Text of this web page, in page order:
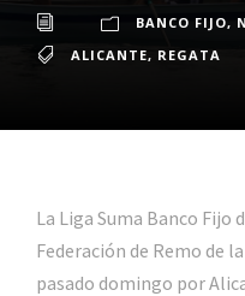
BANCO FIJO,
ALICANTE, REGATA
La Liga Suma Banco Fijo
Federación de Remo de
pasado domingo por